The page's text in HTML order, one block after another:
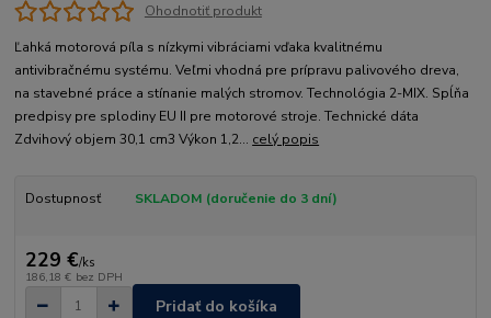
Ohodnotiť produkt
Ľahká motorová píla s nízkymi vibráciami vďaka kvalitnému
antivibračnému systému. Veľmi vhodná pre prípravu palivového dreva,
na stavebné práce a stínanie malých stromov. Technológia 2-MIX. Spĺňa
predpisy pre splodiny EU II pre motorové stroje. Technické dáta
Zdvihový objem 30,1 cm3 Výkon 1,2... celý popis
Dostupnosť SKLADOM (doručenie do 3 dní)
229 €/ks
186,18 € bez DPH
Pridať do košíka